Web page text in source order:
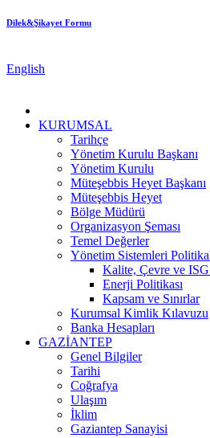
Dilek&Şikayet Formu
English
KURUMSAL
Tarihçe
Yönetim Kurulu Başkanı
Yönetim Kurulu
Müteşebbis Heyet Başkanı
Müteşebbis Heyet
Bölge Müdürü
Organizasyon Şeması
Temel Değerler
Yönetim Sistemleri
Kalite, Çevre ve ISG
Enerji Politikası
Kapsam ve Sınırlar
Kurumsal Kimlik Kılavuzu
Banka Hesapları
GAZİANTEP
Genel Bilgiler
Tarihi
Coğrafya
Ulaşım
İklim
Gaziantep Sanayisi